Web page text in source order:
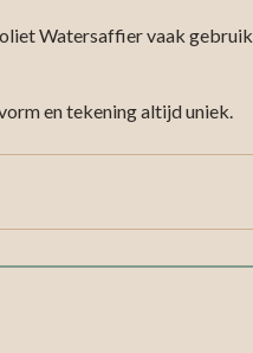
Watersaffier vaak
en tekening altijd uniek.